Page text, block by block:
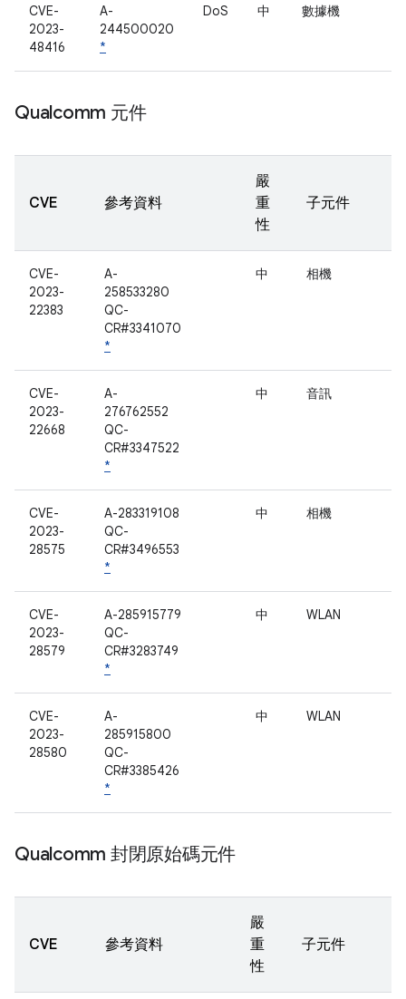
CVE-
2023-
48416
A-
244500020
*
DoS 中 數據機
Qualcomm 元件
CVE 參考資料
嚴
重
性
子元件
CVE-
2023-
22383
A-
258533280
QC-
CR#3341070
*
中 相機
CVE-
2023-
22668
A-
276762552
QC-
CR#3347522
*
中 音訊
CVE-
2023-
28575
A-283319108
QC-
CR#3496553
*
中 相機
CVE-
2023-
28579
A-285915779
QC-
CR#3283749
*
中 WLAN
CVE-
2023-
28580
A-
285915800
QC-
CR#3385426
*
中 WLAN
Qualcomm 封閉原始碼元件
CVE 參考資料
嚴
重
性
子元件